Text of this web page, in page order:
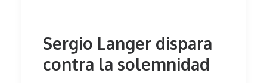
Sergio Langer dispara
contra la solemnidad